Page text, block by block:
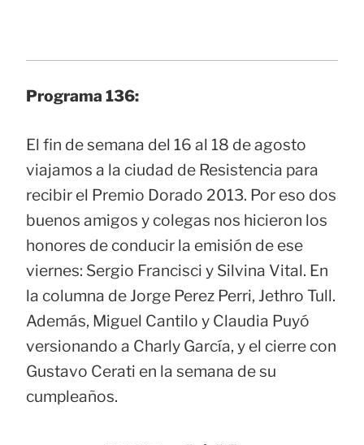
Programa 136:
El fin de semana del 16 al 18 de agosto
viajamos a la ciudad de Resistencia para
recibir el Premio Dorado 2013. Por eso dos
buenos amigos y colegas nos hicieron los
honores de conducir la emisión de ese
viernes: Sergio Francisci y Silvina Vital. En
la columna de Jorge Perez Perri, Jethro Tull.
Además, Miguel Cantilo y Claudia Puyó
versionando a Charly García, y el cierre con
Gustavo Cerati en la semana de su
cumpleaños.